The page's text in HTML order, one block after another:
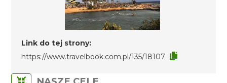
Link do tej strony:
https://www.travelbook.com.pl/135/18107